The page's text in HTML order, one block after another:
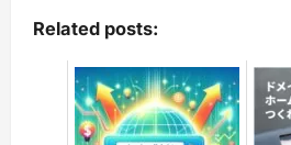
Related posts: